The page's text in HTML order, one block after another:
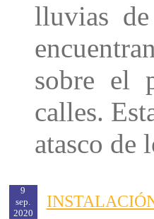
lluvias
sobre el
calles.
atasco de
9
sep.
2020